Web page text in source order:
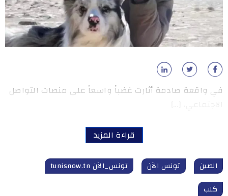
في واقعة صادمة أثارت غضباً واسعاً على منصات التواصل
قراءة المزيد
الصين تونس الآن
تونس_الآن tunisnow.tn
كلب